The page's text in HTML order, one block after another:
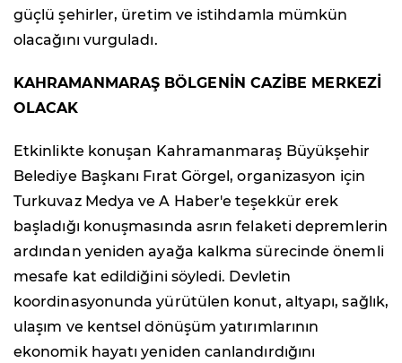
güçlü şehirler, üretim ve istihdamla mümkün
olacağını vurguladı.
KAHRAMANMARAŞ BÖLGENİN CAZİBE MERKEZİ
OLACAK
Etkinlikte konuşan Kahramanmaraş Büyükşehir
Belediye Başkanı Fırat Görgel, organizasyon için
Turkuvaz Medya ve A Haber'e teşekkür erek
başladığı konuşmasında asrın felaketi depremlerin
ardından yeniden ayağa kalkma sürecinde önemli
mesafe kat edildiğini söyledi. Devletin
koordinasyonunda yürütülen konut, altyapı, sağlık,
ulaşım ve kentsel dönüşüm yatırımlarının
ekonomik hayatı yeniden canlandırdığını